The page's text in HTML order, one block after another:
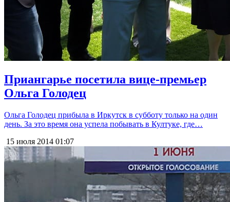
Приангарье посетила вице-премьер
Ольга Голодец
Ольга Голодец прибыла в Иркутск в субботу только на один
день. За это время она успела побывать в Култуке, где…
15 июля 2014 01:07